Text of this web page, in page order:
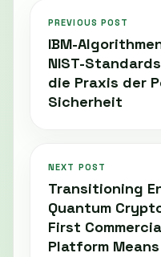
PREVIOUS POST
IBM-
NIST-
die Praxis der
Sicherheit
NEXT POST
Transitioning
Quantum
First
Platform